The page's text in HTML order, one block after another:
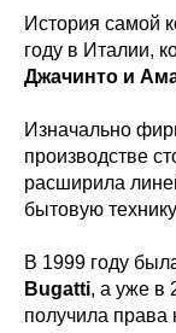
История самой
году в Италии,
Джачинто и
Изначально
производстве
расширила
бытовую
В 1999 году
Bugatti, а уже в
получила права